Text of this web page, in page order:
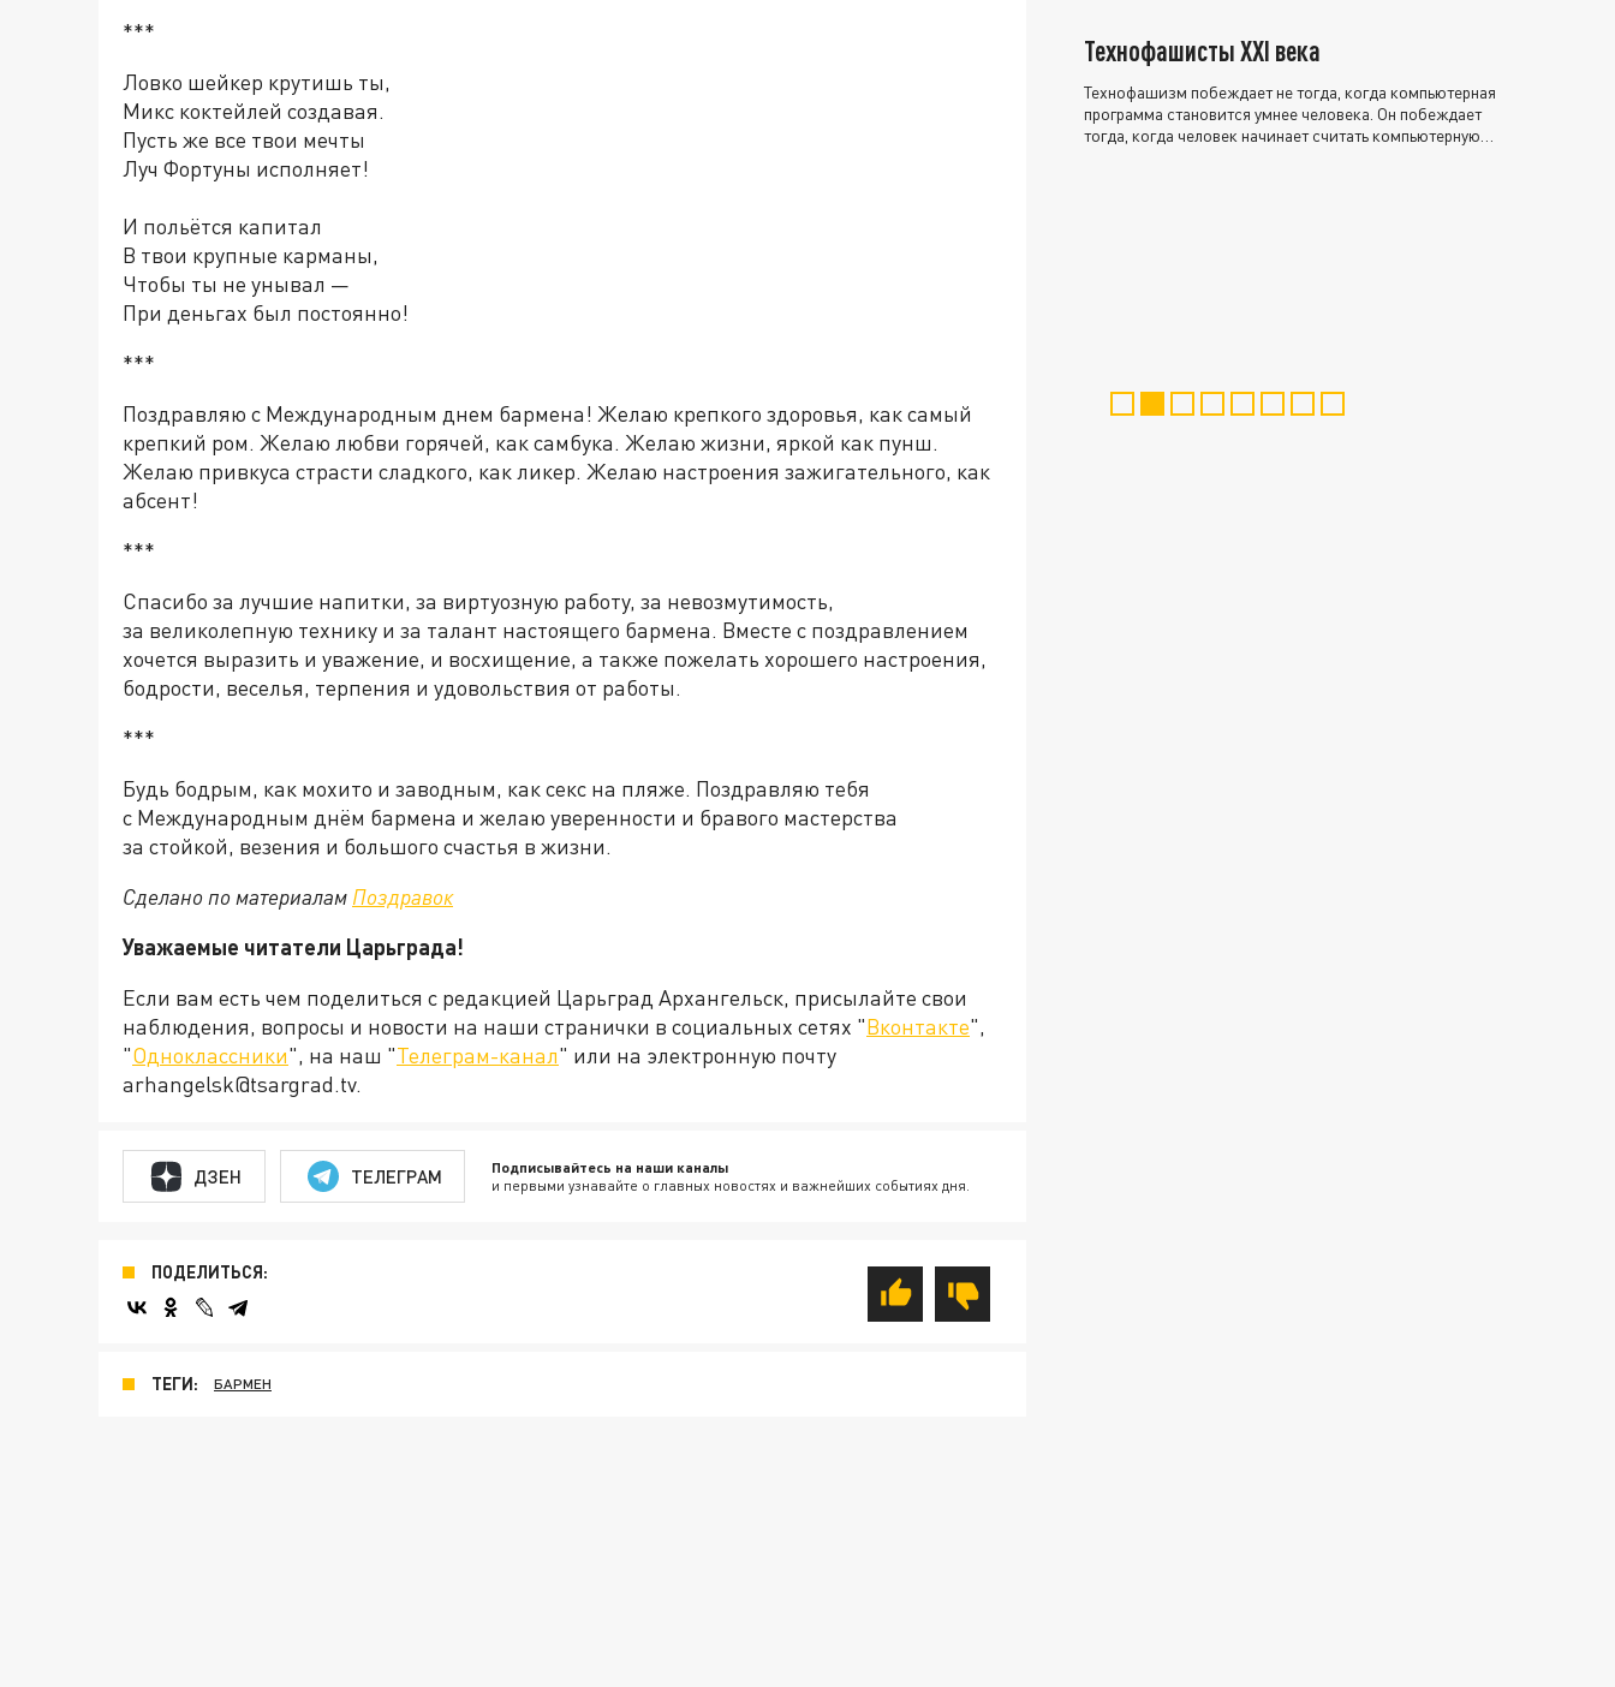
***
Ловко шейкер крутишь ты,
Микс коктейлей создавая.
Пусть же все твои мечты
Луч Фортуны исполняет!
И польётся капитал
В твои крупные карманы,
Чтобы ты не унывал —
При деньгах был постоянно!
***
Поздравляю с Международным днем бармена! Желаю крепкого здоровья, как самый
крепкий ром. Желаю любви горячей, как самбука. Желаю жизни, яркой как пунш.
Желаю привкуса страсти сладкого, как ликер. Желаю настроения зажигательного, как
абсент!
***
Спасибо за лучшие напитки, за виртуозную работу, за невозмутимость,
за великолепную технику и за талант настоящего бармена. Вместе с поздравлением
хочется выразить и уважение, и восхищение, а также пожелать хорошего настроения,
бодрости, веселья, терпения и удовольствия от работы.
***
Будь бодрым, как мохито и заводным, как секс на пляже. Поздравляю тебя
с Международным днём бармена и желаю уверенности и бравого мастерства
за стойкой, везения и большого счастья в жизни.
Сделано по материалам Поздравок
Уважаемые читатели Царьграда!
Если вам есть чем поделиться с редакцией Царьград Архангельск, присылайте свои
наблюдения, вопросы и новости на наши странички в социальных сетях "Вконтакте",
"Одноклассники", на наш "Телеграм-канал" или на электронную почту
arhangelsk@tsargrad.tv.
ДЗЕН ТЕЛЕГРАМ Подписывайтесь на наши каналы
и первыми узнавайте о главных новостях и важнейших событиях дня.
ПОДЕЛИТЬСЯ:
ТЕГИ: БАРМЕН
Технофашисты XXI века
Технофашизм побеждает не тогда, когда компьютерная
программа становится умнее человека. Он побеждает
тогда, когда человек начинает считать компьютерную